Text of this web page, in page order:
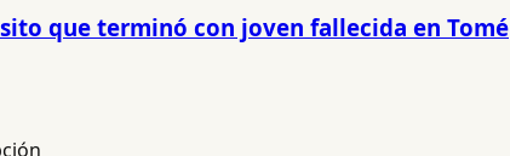
que terminó con joven fallecida en Tomé